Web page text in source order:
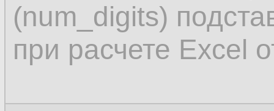
(num_digits)
при расчете Excel